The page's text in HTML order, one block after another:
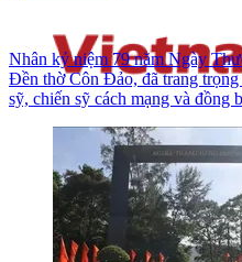
Nhân kỷ niệm 79 năm Ngày
Đền thờ Côn Đảo, đã trang
sỹ, chiến sỹ cách mạng và đồng